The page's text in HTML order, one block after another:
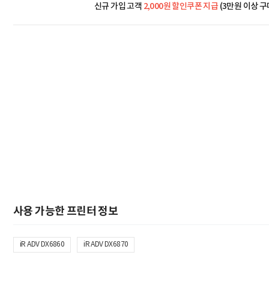
신규 가입 고객 2,000원 할인쿠폰 지급(3만원 이상 구
사용 가능한 프린터 정보
iR ADV DX6860 iR ADV DX6870